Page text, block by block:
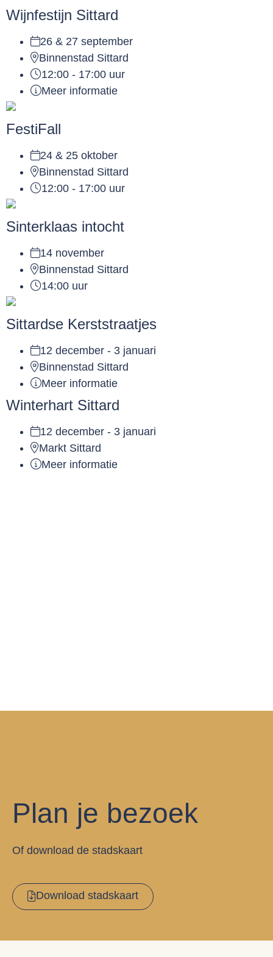
Wijnfestijn Sittard
26 & 27 september
Binnenstad Sittard
12:00 - 17:00 uur
Meer informatie
FestiFall
24 & 25 oktober
Binnenstad Sittard
12:00 - 17:00 uur
Sinterklaas intocht
14 november
Binnenstad Sittard
14:00 uur
Sittardse Kerststraatjes
12 december - 3 januari
Binnenstad Sittard
Meer informatie
Winterhart Sittard
12 december - 3 januari
Markt Sittard
Meer informatie
Plan je bezoek
Of download de stadskaart
Download stadskaart